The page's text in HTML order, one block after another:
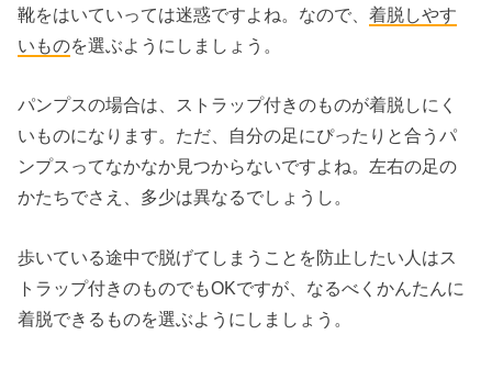
靴をはいていっては迷惑ですよね。なので、着脱しやす
いものを選ぶようにしましょう。
パンプスの場合は、ストラップ付きのものが着脱しにく
いものになります。ただ、自分の足にぴったりと合うパ
ンプスってなかなか見つからないですよね。左右の足の
かたちでさえ、多少は異なるでしょうし。
歩いている途中で脱げてしまうことを防止したい人はス
トラップ付きのものでもOKですが、なるべくかんたんに
着脱できるものを選ぶようにしましょう。